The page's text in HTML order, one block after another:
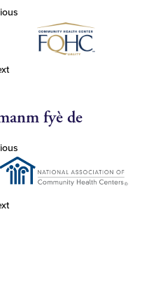
fyè de